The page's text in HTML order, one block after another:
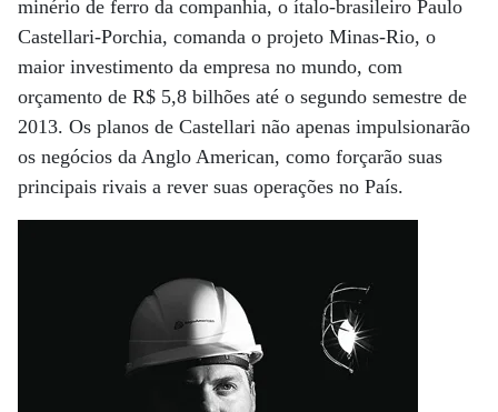
minério de ferro da companhia, o ítalo-brasileiro Paulo
Castellari-Porchia, comanda o projeto Minas-Rio, o
maior investimento da empresa no mundo, com
orçamento de R$ 5,8 bilhões até o segundo semestre de
2013. Os planos de Castellari não apenas impulsionarão
os negócios da Anglo American, como forçarão suas
principais rivais a rever suas operações no País.